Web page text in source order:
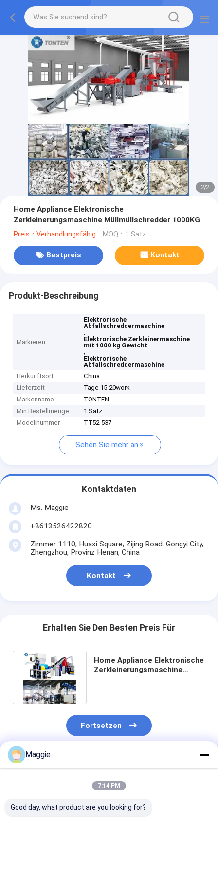
2/2
Home Appliance Elektronische
Zerkleinerungsmaschine Müllmüllschredder 1000KG
Preis：Verhandlungsfähig MOQ：1 Satz
Bestpreis Kontakt
Produkt-Beschreibung
Markieren
Elektronische
Abfallschreddermaschine
,
Elektronische Zerkleinermaschine
mit 1000 kg Gewicht
,
Elektronische
Abfallschreddermaschine
Herkunftsort
China
Lieferzeit
Tage 15-20work
Markenname
TONTEN
Min Bestellmenge
1 Satz
Modellnummer
TT52-537
Sehen Sie mehr an
Kontaktdaten
Ms. Maggie
+8613526422820
Zimmer 1110, Huaxi Square, Zijing Road, Gongyi City,
Zhengzhou, Provinz Henan, China
Kontakt
Erhalten Sie Den Besten Preis Für
Home Appliance Elektronische
Zerkleinerungsmaschine
Fortsetzen
Empfohlene Produkte
Maggie
7:14 PM
Good day, what product are you looking for?